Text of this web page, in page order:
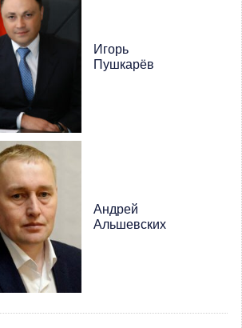
Игорь
Пушкарёв
Андрей
Альшевских